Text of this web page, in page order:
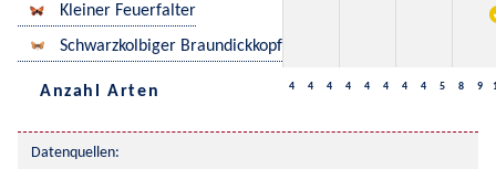
Kleiner Feuerfalter
Schwarzkolbiger Braundickkopf
Anzahl Arten 4 4 4 4 4 4 4 4 5 8 9
Datenquellen: